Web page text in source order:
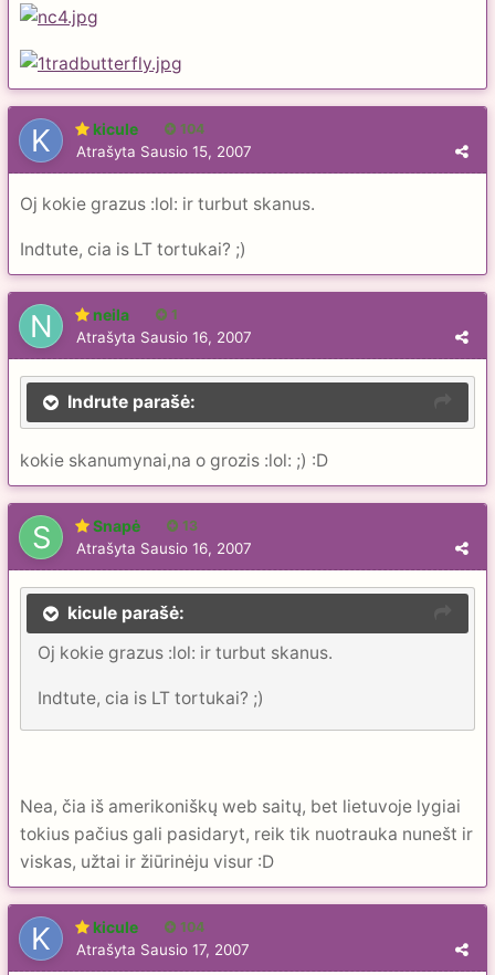
kicule 104
Atrašyta Sausio 15, 2007
Oj kokie grazus :lol: ir turbut skanus.
Indtute, cia is LT tortukai? ;)
neila 1
Atrašyta Sausio 16, 2007
Indrute parašė:
kokie skanumynai,na o grozis :lol: ;) :D
Snapė 13
Atrašyta Sausio 16, 2007
kicule parašė:
Oj kokie grazus :lol: ir turbut skanus.
Indtute, cia is LT tortukai? ;)
Nea, čia iš amerikoniškų web saitų, bet lietuvoje lygiai
tokius pačius gali pasidaryt, reik tik nuotrauka nunešt ir
viskas, užtai ir žiūrinėju visur :D
kicule 104
Atrašyta Sausio 17, 2007